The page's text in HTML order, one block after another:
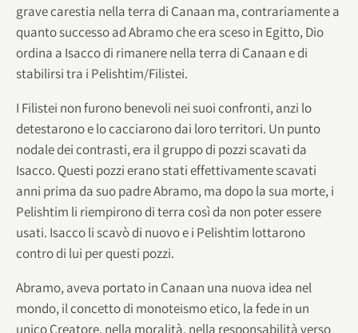
grave carestia nella terra di Canaan ma, contrariamente a
quanto successo ad Abramo che era sceso in Egitto, Dio
ordina a Isacco di rimanere nella terra di Canaan e di
stabilirsi tra i Pelishtim/Filistei.
I Filistei non furono benevoli nei suoi confronti, anzi lo
detestarono e lo cacciarono dai loro territori. Un punto
nodale dei contrasti, era il gruppo di pozzi scavati da
Isacco. Questi pozzi erano stati effettivamente scavati
anni prima da suo padre Abramo, ma dopo la sua morte, i
Pelishtim li riempirono di terra così da non poter essere
usati. Isacco li scavò di nuovo e i Pelishtim lottarono
contro di lui per questi pozzi.
Abramo, aveva portato in Canaan una nuova idea nel
mondo, il concetto di monoteismo etico, la fede in un
unico Creatore, nella moralità, nella responsabilità verso